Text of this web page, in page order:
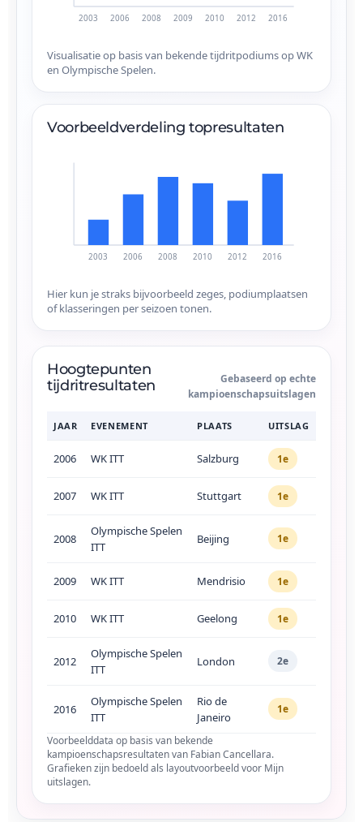
2003 2006 2008 2009 2010 2012 2016
Visualisatie op basis van bekende tijdritpodiums op WK
en Olympische Spelen.
Voorbeeldverdeling topresultaten
2003 2006 2008 2010 2012 2016
Hier kun je straks bijvoorbeeld zeges, podiumplaatsen
of klasseringen per seizoen tonen.
Hoogtepunten
tijdritresultaten
Gebaseerd op echte
kampioenschapsuitslagen
JAAR EVENEMENT PLAATS UITSLAG
2006 WK ITT Salzburg 1e
2007 WK ITT Stuttgart 1e
2008
Olympische Spelen
ITT
Beijing 1e
2009 WK ITT Mendrisio 1e
2010 WK ITT Geelong 1e
2012
Olympische Spelen
ITT
London 2e
2016
Olympische Spelen
ITT
Rio de
Janeiro
1e
Voorbeelddata op basis van bekende
kampioenschapsresultaten van Fabian Cancellara.
Grafieken zijn bedoeld als layoutvoorbeeld voor Mijn
uitslagen.